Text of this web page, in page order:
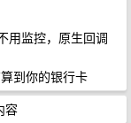
用监控，原生回调
到你的银行卡
容